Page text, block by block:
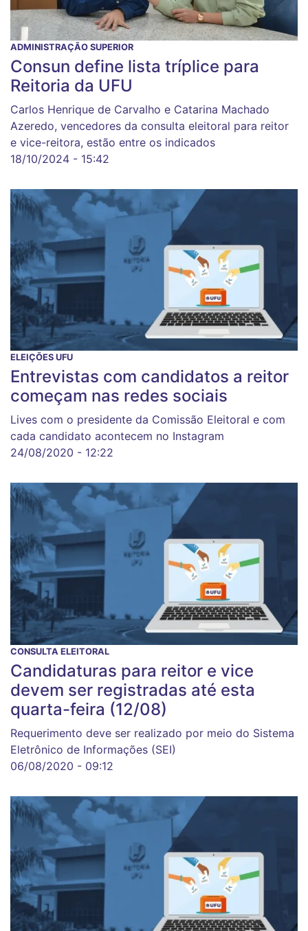
ADMINISTRAÇÃO SUPERIOR
Consun define lista tríplice para
Reitoria da UFU
Carlos Henrique de Carvalho e Catarina Machado
Azeredo, vencedores da consulta eleitoral para reitor
e vice-reitora, estão entre os indicados
18/10/2024 - 15:42
ELEIÇÕES UFU
Entrevistas com candidatos a reitor
começam nas redes sociais
Lives com o presidente da Comissão Eleitoral e com
cada candidato acontecem no Instagram
24/08/2020 - 12:22
CONSULTA ELEITORAL
Candidaturas para reitor e vice
devem ser registradas até esta
quarta-feira (12/08)
Requerimento deve ser realizado por meio do Sistema
Eletrônico de Informações (SEI)
06/08/2020 - 09:12